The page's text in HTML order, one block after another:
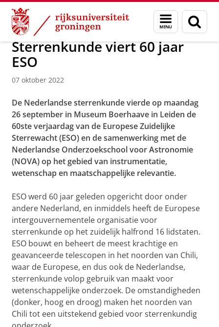
Skip
Content
Skip
Navigation
Menu
en
zoeken
Over ons Actueel Nieuws Nieuwsberichten
Sterrenkunde viert 60 jaar
ESO
07 oktober 2022
De Nederlandse sterrenkunde vierde op maandag
26 september in Museum Boerhaave in Leiden de
60ste verjaardag van de Europese Zuidelijke
Sterrewacht (ESO) en de samenwerking met de
Nederlandse Onderzoekschool voor Astronomie
(NOVA) op het gebied van instrumentatie,
wetenschap en maatschappelijke relevantie.
ESO werd 60 jaar geleden opgericht door onder
andere Nederland, en inmiddels heeft de Europese
intergouvernementele organisatie voor
sterrenkunde op het zuidelijk halfrond 16 lidstaten.
ESO bouwt en beheert de meest krachtige en
geavanceerde telescopen in het noorden van Chili,
waar de Europese, en dus ook de Nederlandse,
sterrenkunde volop gebruik van maakt voor
wetenschappelijke onderzoek. De omstandigheden
(donker, hoog en droog) maken het noorden van
Chili tot een uitstekend gebied voor sterrenkundig